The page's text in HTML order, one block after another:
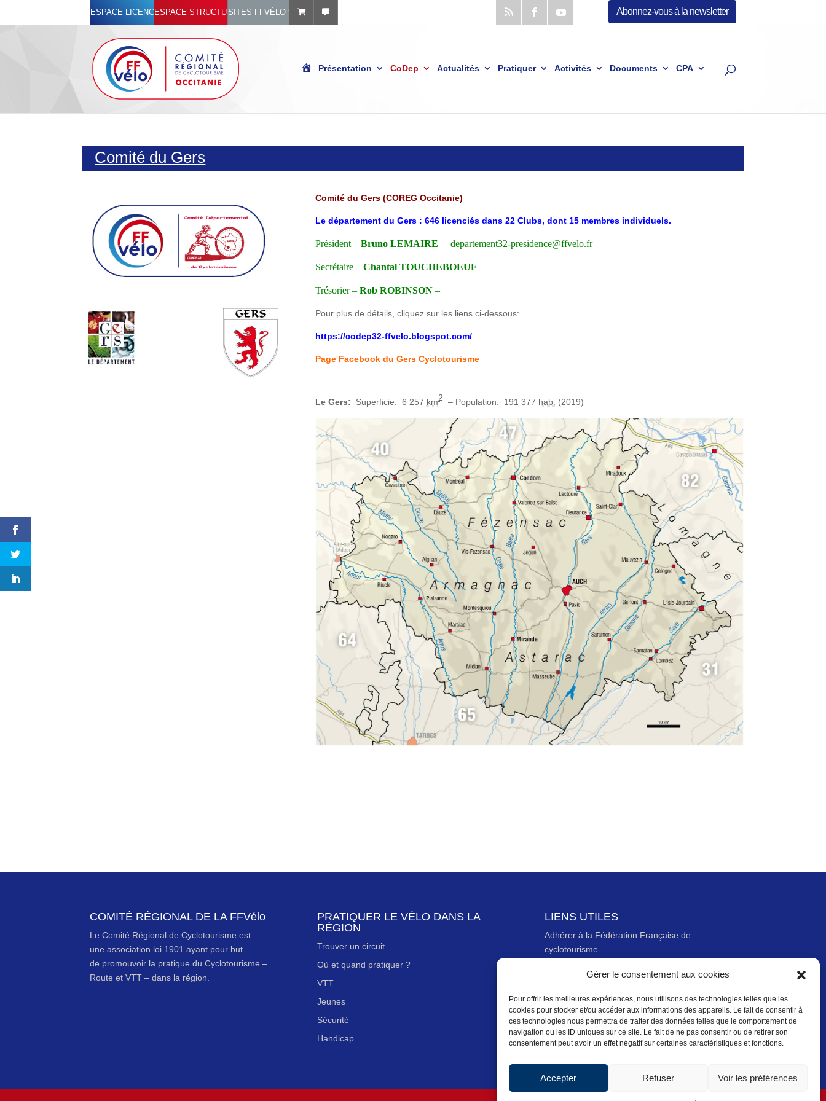
Gérer le consentement aux cookies
Pour offrir les meilleures expériences, nous utilisons des technologies telles que les
cookies pour stocker et/ou accéder aux informations des appareils. Le fait de consentir à
ces technologies nous permettra de traiter des données telles que le comportement de
navigation ou les ID uniques sur ce site. Le fait de ne pas consentir ou de retirer son
consentement peut avoir un effet négatif sur certaines caractéristiques et fonctions.
Accepter Refuser Voir les préférences
ESPACE LICENCIÉESPACE STRUCTURESSITES FFVÉLO Abonnez-vous à la newsletter
l
Présentation CoDep Actualités Pratiquer Activités Documents CPA
Comité du Gers
Comité du Gers (COREG Occitanie)
Le département du Gers : 646 licenciés dans 22 Clubs, dont 15 membres individuels.
Président – Bruno LEMAIRE – departement32-presidence@ffvelo.fr
Secrétaire – Chantal TOUCHEBOEUF –
Trésorier – Rob ROBINSON –
Pour plus de détails, cliquez sur les liens ci-dessous:
https://codep32-ffvelo.blogspot.com/
Page Facebook du Gers Cyclotourisme
Le Gers: Superficie: 6 257 km2 – Population: 191 377 hab. (2019)
COMITÉ RÉGIONAL DE LA FFVélo
Le Comité Régional de Cyclotourisme est
une association loi 1901 ayant pour but
de promouvoir la pratique du Cyclotourisme –
Route et VTT – dans la région.
PRATIQUER LE VÉLO DANS LA
RÉGION
Trouver un circuit
Où et quand pratiquer ?
VTT
Jeunes
Sécurité
Handicap
LIENS UTILES
Adhérer à la Fédération Française de
cyclotourisme
Mentions légales
Politique des données personnelles
Politique de cookies (UE)